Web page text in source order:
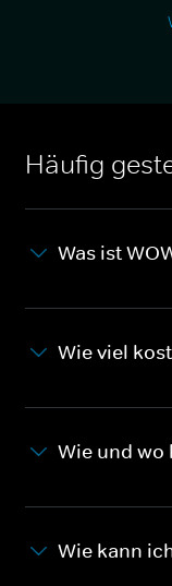
Häufig
Was ist
Wie viel
Wie und wo
Wie kann